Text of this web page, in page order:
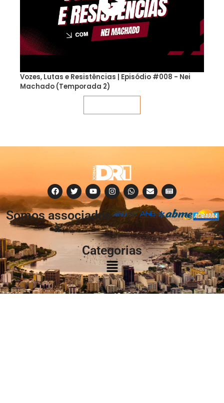
Vozes, Lutas e Resistências | Episódio #008 - Nei
Machado (Temporada 2)
Somos associados
à:
Categorias